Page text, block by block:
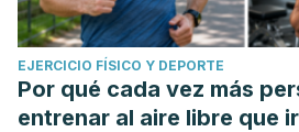
EJERCICIO FÍSICO Y DEPORTE
Por qué cada vez más
entrenar al aire libre que